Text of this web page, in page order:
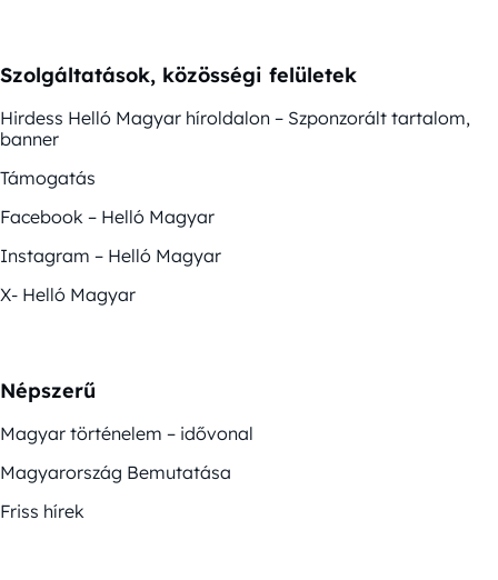
Szolgáltatások, közösségi felületek
Hirdess Helló Magyar híroldalon – Szponzorált tartalom,
banner
Támogatás
Facebook – Helló Magyar
Instagram – Helló Magyar
X- Helló Magyar
Népszerű
Magyar történelem – idővonal
Magyarország Bemutatása
Friss hírek